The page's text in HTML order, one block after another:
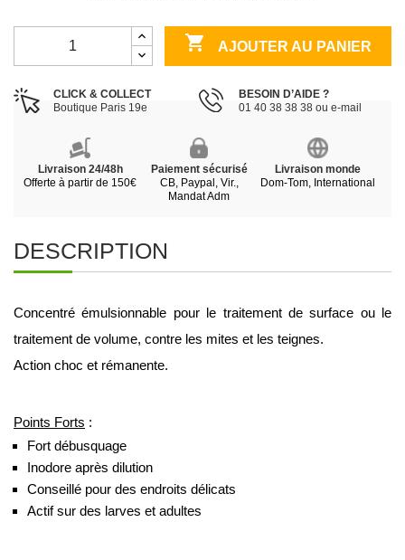
 AJOUTER AU PANIER
CLICK & COLLECT
Boutique Paris 19e
BESOIN D’AIDE ?
01 40 38 38 38 ou e-mail
Livraison 24/48h
Offerte à partir de 150€
Paiement sécurisé
CB, Paypal, Vir.,
Mandat Adm
Livraison monde
Dom-Tom, International
DESCRIPTION
Concentré émulsionnable pour le traitement de surface ou le
traitement de volume, contre les mites et les teignes.
Action choc et rémanente.
Points Forts :
Fort débusquage
Inodore après dilution
Conseillé pour des endroits délicats
Actif sur des larves et adultes